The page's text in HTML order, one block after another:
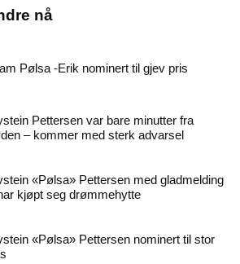
Pølsa -Erik nominert til gjev pris
Pettersen var bare minutter fra
– kommer med sterk advarsel
«Pølsa» Pettersen med gladmelding
kjøpt seg drømmehytte
«Pølsa» Pettersen nominert til stor